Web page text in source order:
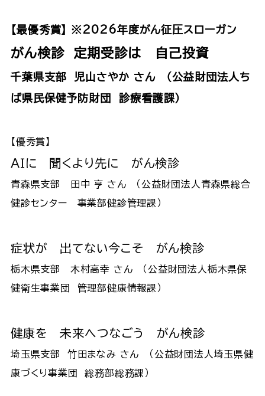
【最優秀賞】 ※2026年度がん征圧スローガン
がん検診 定期受診は 自己投資
千葉県支部 児山さやか さん （公益財団法人ち
ば県民保健予防財団 診療看護課）
【優秀賞】
ＡＩに 聞くより先に がん検診
青森県支部 田中 亨 さん （公益財団法人青森県総合
健診センター 事業部健診管理課）
症状が 出てない今こそ がん検診
栃木県支部 木村高幸 さん （公益財団法人栃木県保
健衛生事業団 管理部健康情報課）
健康を 未来へつなごう がん検診
埼玉県支部 竹田まなみ さん （公益財団法人埼玉県健
康づくり事業団 総務部総務課）